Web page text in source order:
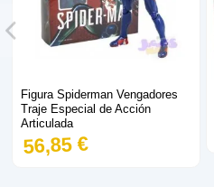
Figura Spiderman Vengadores
Traje Especial de Acción
Articulada
56,85 €